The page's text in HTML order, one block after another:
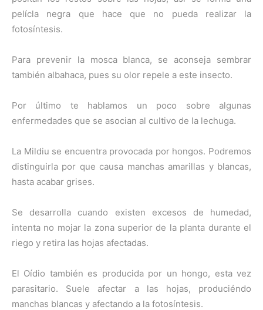
pelícla negra que hace que no pueda realizar la
fotosíntesis.
Para prevenir la mosca blanca, se aconseja sembrar
también albahaca, pues su olor repele a este insecto.
Por último te hablamos un poco sobre algunas
enfermedades que se asocian al cultivo de la lechuga.
La Mildiu se encuentra provocada por hongos. Podremos
distinguirla por que causa manchas amarillas y blancas,
hasta acabar grises.
Se desarrolla cuando existen excesos de humedad,
intenta no mojar la zona superior de la planta durante el
riego y retira las hojas afectadas.
El Oídio también es producida por un hongo, esta vez
parasitario. Suele afectar a las hojas, produciéndo
manchas blancas y afectando a la fotosíntesis.